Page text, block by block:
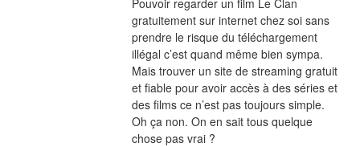
gratuitement sur internet chez soi sans
prendre le risque du téléchargement
illégal c’est quand même bien sympa.
Mais trouver un site de streaming gratuit
et fiable pour avoir accès à des séries et
des films ce n’est pas toujours simple.
Oh ça non. On en sait tous quelque
chose pas vrai ?